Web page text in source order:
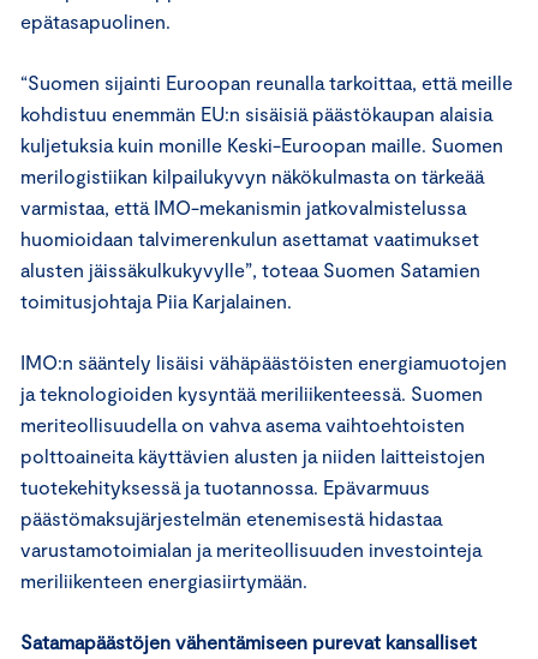
epätasapuolinen.
“Suomen sijainti Euroopan reunalla tarkoittaa, että meille
kohdistuu enemmän EU:n sisäisiä päästökaupan alaisia
kuljetuksia kuin monille Keski-Euroopan maille. Suomen
merilogistiikan kilpailukyvyn näkökulmasta on tärkeää
varmistaa, että IMO-mekanismin jatkovalmistelussa
huomioidaan talvimerenkulun asettamat vaatimukset
alusten jäissäkulkukyvylle”, toteaa Suomen Satamien
toimitusjohtaja Piia Karjalainen.
IMO:n sääntely lisäisi vähäpäästöisten energiamuotojen
ja teknologioiden kysyntää meriliikenteessä. Suomen
meriteollisuudella on vahva asema vaihtoehtoisten
polttoaineita käyttävien alusten ja niiden laitteistojen
tuotekehityksessä ja tuotannossa. Epävarmuus
päästömaksujärjestelmän etenemisestä hidastaa
varustamotoimialan ja meriteollisuuden investointeja
meriliikenteen energiasiirtymään.
Satamapäästöjen vähentämiseen purevat kansalliset